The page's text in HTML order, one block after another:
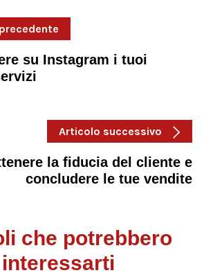
su Instagram i tuoi
Articolo successivo
la fiducia del cliente e
concludere le tue vendite
che potrebbero
interessarti